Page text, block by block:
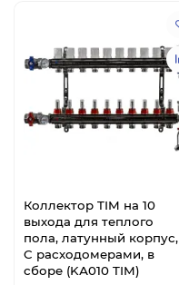
Коллектор TIM на 10
выхода для теплого
пола, латунный корпус,
C расходомерами, в
сборе (KА010 TIM)